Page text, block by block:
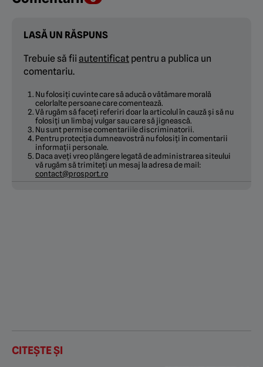
LASĂ UN RĂSPUNS
Trebuie să fii autentificat pentru a publica un
comentariu.
Nu folosiți cuvinte care să aducă o vătămare morală
celorlalte persoane care comentează.
Vă rugăm să faceți referiri doar la articolul în cauză și să nu
folosiți un limbaj vulgar sau care să jignească.
Nu sunt permise comentariile discriminatorii.
Pentru protecția dumneavostră nu folosiți în comentarii
informații personale.
Daca aveți vreo plângere legată de administrarea siteului
vă rugăm să trimiteți un mesaj la adresa de mail:
contact@prosport.ro
CITEȘTE ȘI